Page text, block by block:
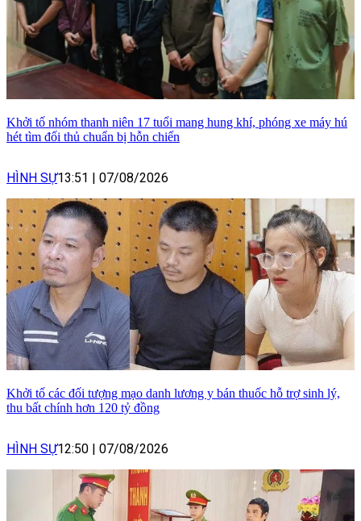
Khởi tố nhóm thanh niên 17 tuổi mang hung khí, phóng xe máy hú
hét tìm đối thủ chuẩn bị hỗn chiến
HÌNH SỰ13:51 07/08/2026
Khởi tố các đối tượng mạo danh lương y bán thuốc hỗ trợ sinh lý,
thu bất chính hơn 120 tỷ đồng
HÌNH SỰ12:50 | 07/08/2026